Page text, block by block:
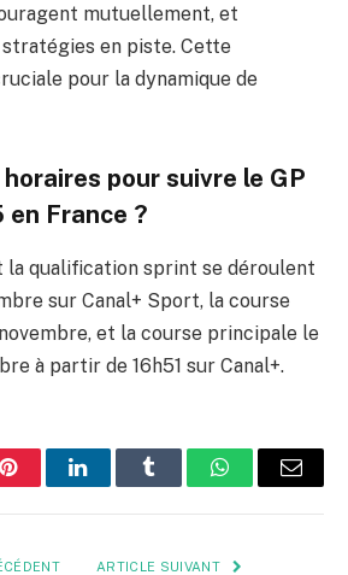
mutuellement, et
en piste. Cette
pour la dynamique de
pour suivre le GP
France ?
la qualification sprint se déroulent
sur Canal+ Sport, la course
et la course principale le
à partir de 16h51 sur Canal+.
PinterestLinkedInTumblr WhatsApp
E-
ARTICLE SUIVANT